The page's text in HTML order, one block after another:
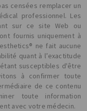
censées remplacer un
professionnel. Les
sur ce site Web ou
fournis uniquement à
ne fait aucune
quant à l’exactitude
susceptibles d'être
à confirmer toute
de ce contenu
toute information
avec votre médecin.